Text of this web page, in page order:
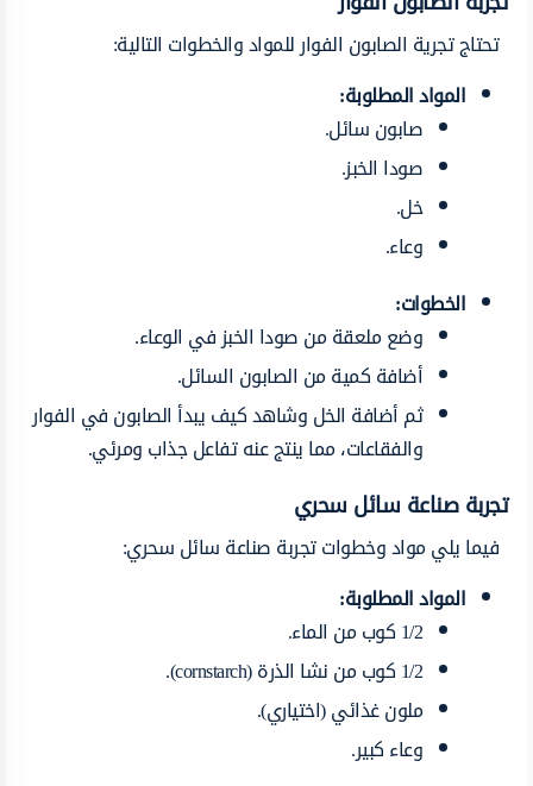
تحتاج تجرية الصابون الفوار للمواد والخطوات التالية:
المواد المطلوبة:
صابون سائل.
صودا الخبز.
خل.
وعاء.
الخطوات:
وضع ملعقة من صودا الخبز في الوعاء.
أضافة كمية من الصابون السائل.
ثم أضافة الخل وشاهد كيف يبدأ الصابون في الفوار
والفقاعات، مما ينتج عنه تفاعل جذاب ومرئي.
تجربة صناعة سائل سحري
فيما يلي مواد وخطوات تجربة صناعة سائل سحري:
المواد المطلوبة:
1/2 كوب من الماء.
1/2 كوب من نشا الذرة (cornstarch).
ملون غذائي (اختياري).
وعاء كبير.